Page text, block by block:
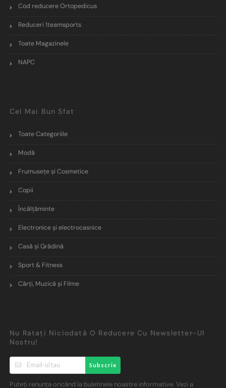
Cod reducere Ortopedicus
Reduceri 1teamsports
Toate Magazinele
NAPC
Cel Mai Bun Sfat
Toate Categoriile
Modă
Frumusețe și Cosmetice
Copii
Încălţăminte
Electronice și electrocasnice
Casă și Grădină
Sport & Fitness
Cărți, Muzică și Filme
Nu Ratați Niciodată O Reducere Cu Newsletter-Ul
Nostru!
Subscrie
Puteți renunța oricând la buletinele noastre informative. Vezi a